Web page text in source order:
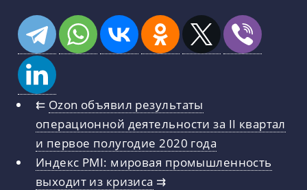
⇇ Ozon объявил результаты
операционной деятельности за II квартал
и первое полугодие 2020 года
Индекс PMI: мировая промышленность
выходит из кризиса ⇉